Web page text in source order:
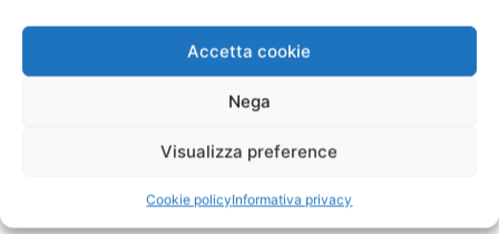
Accetta cookie
Nega
Visualizza preference
Cookie policyInformativa privacy
pulizia dell’immagine, durante le operazioni di scatto,
sono garantite da un sistema integrato apposito.
sensore Shift-IS, che consente sino a otto stop di
obiettivo utilizzato).